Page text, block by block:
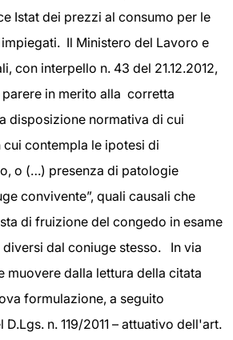
Istat dei prezzi al consumo per le
Il Ministero del Lavoro e
con interpello n. 43 del 21.12.2012,
in merito alla corretta
disposizione normativa di cui
cui contempla le ipotesi di
o (…) presenza di patologie
convivente”, quali causali che
di fruizione del congedo in esame
dal coniuge stesso. In via
muovere dalla lettura della citata
formulazione, a seguito
n. 119/2011 – attuativo dell'art.